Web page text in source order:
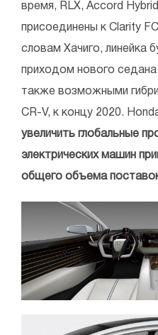
время, RLX, Accord
присоединены к Clarity
словам Хачиго, линейка
приходом нового
также возможными
CR-V, к концу 2020.
увеличить глобальные
электрических машин
общего объема